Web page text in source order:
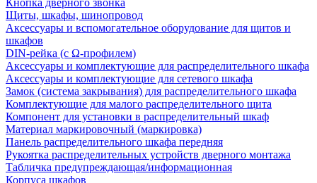
Кнопка дверного звонка
Щиты, шкафы, шинопровод
Аксессуары и вспомогательное оборудование для щитов и
шкафов
DIN-рейка (с Ω-профилем)
Аксессуары и комплектующие для распределительного шкафа
Аксессуары и комплектующие для сетевого шкафа
Замок (система закрывания) для распределительного шкафа
Комплектующие для малого распределительного щита
Компонент для установки в распределительный шкаф
Материал маркировочный (маркировка)
Панель распределительного шкафа передняя
Рукоятка распределительных устройств дверного монтажа
Табличка предупреждающая/информационная
Корпуса шкафов